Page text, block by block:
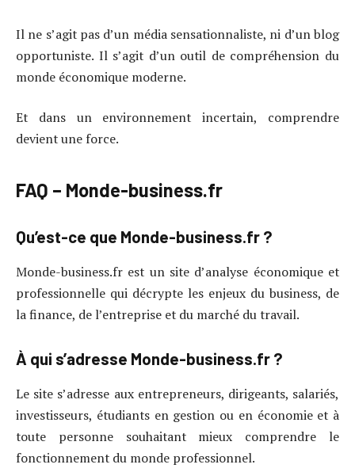
Il ne s’agit pas d’un média sensationnaliste, ni d’un blog
opportuniste. Il s’agit d’un outil de compréhension du
monde économique moderne.
Et dans un environnement incertain, comprendre
devient une force.
FAQ – Monde-business.fr
Qu’est-ce que Monde-business.fr ?
Monde-business.fr est un site d’analyse économique et
professionnelle qui décrypte les enjeux du business, de
la finance, de l’entreprise et du marché du travail.
À qui s’adresse Monde-business.fr ?
Le site s’adresse aux entrepreneurs, dirigeants, salariés,
investisseurs, étudiants en gestion ou en économie et à
toute personne souhaitant mieux comprendre le
fonctionnement du monde professionnel.